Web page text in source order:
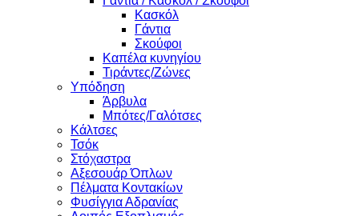
Κασκόλ
Γάντια
Σκούφοι
Καπέλα κυνηγίου
Τιράντες/Ζώνες
Υπόδηση
Άρβυλα
Μπότες/Γαλότσες
Κάλτσες
Τσόκ
Στόχαστρα
Αξεσουάρ Όπλων
Πέλματα Κοντακίων
Φυσίγγια Αδρανίας